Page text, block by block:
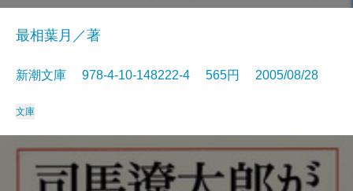
最相葉月／著
新潮文庫 978-4-10-148222-4 565円 2005/08/28
文庫